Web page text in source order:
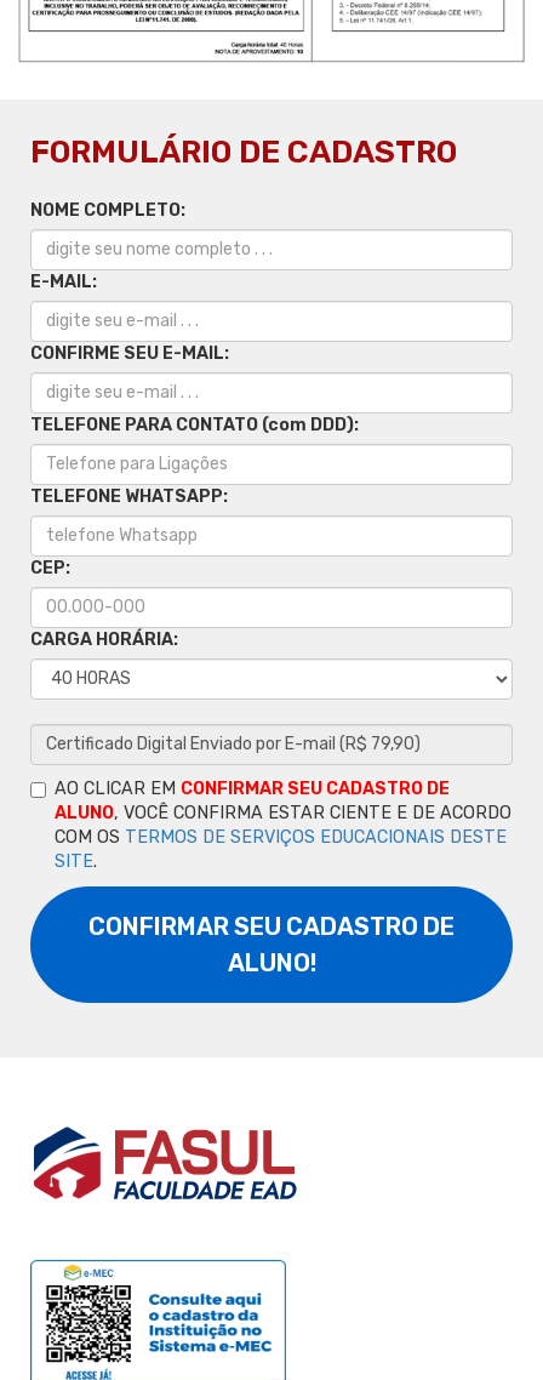
FORMULÁRIO DE CADASTRO
NOME COMPLETO:
E-MAIL:
CONFIRME SEU E-MAIL:
TELEFONE PARA CONTATO (com DDD):
TELEFONE WHATSAPP:
CEP:
CARGA HORÁRIA:
AO CLICAR EM CONFIRMAR SEU CADASTRO DE
ALUNO, VOCÊ CONFIRMA ESTAR CIENTE E DE ACORDO
COM OS TERMOS DE SERVIÇOS EDUCACIONAIS DESTE
SITE.
CONFIRMAR SEU CADASTRO DE
ALUNO!